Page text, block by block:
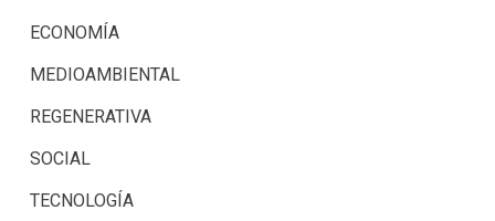
ECONOMÍA
MEDIOAMBIENTAL
REGENERATIVA
SOCIAL
TECNOLOGÍA